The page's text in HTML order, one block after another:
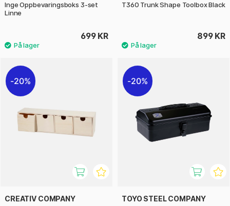
Inge Oppbevaringsboks 3-set
Linne
699 KR
T360 Trunk Shape Toolbox Black
899 KR
20%
CREATIV COMPANY
20%
TOYO STEEL COMPANY